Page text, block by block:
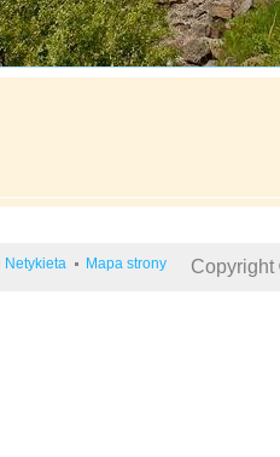
Netykieta Mapa strony